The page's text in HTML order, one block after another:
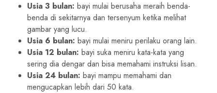
Usia 3 bulan: bayi mulai berusaha meraih benda-
benda di sekitarnya dan tersenyum ketika melihat
gambar yang lucu.
Usia 6 bulan: bayi mulai meniru perilaku orang lain.
Usia 12 bulan: bayi suka meniru kata-kata yang
sering dia dengar dan bisa memahami instruksi lisan.
Usia 24 bulan: bayi mampu memahami dan
mengucapkan lebih dari 50 kata.